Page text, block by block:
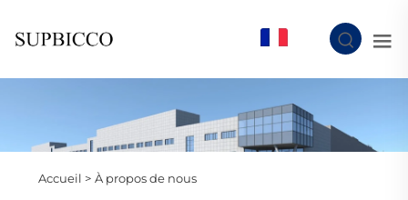
Accueil > À propos de nous